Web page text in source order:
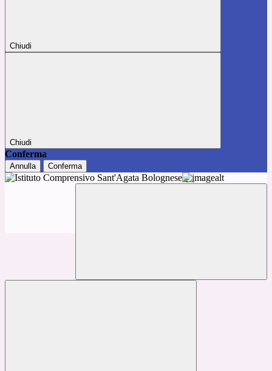
Chiudi
Chiudi
Conferma
Annulla Conferma